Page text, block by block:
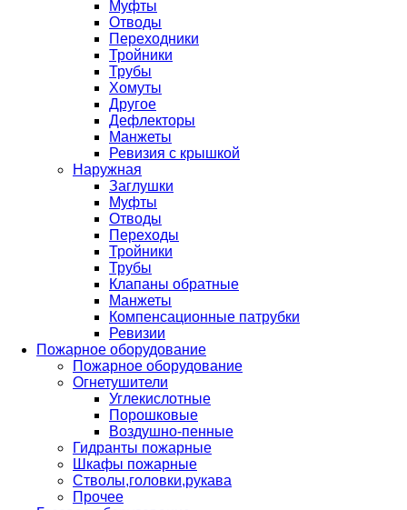
Муфты
Отводы
Переходники
Тройники
Трубы
Хомуты
Другое
Дефлекторы
Манжеты
Ревизия с крышкой
Наружная
Заглушки
Муфты
Отводы
Переходы
Тройники
Трубы
Клапаны обратные
Манжеты
Компенсационные патрубки
Ревизии
Пожарное оборудование
Пожарное оборудование
Огнетушители
Углекислотные
Порошковые
Воздушно-пенные
Гидранты пожарные
Шкафы пожарные
Стволы,головки,рукава
Прочее